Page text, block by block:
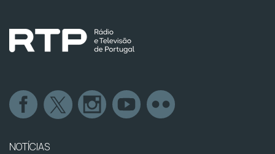
NOTÍCIAS